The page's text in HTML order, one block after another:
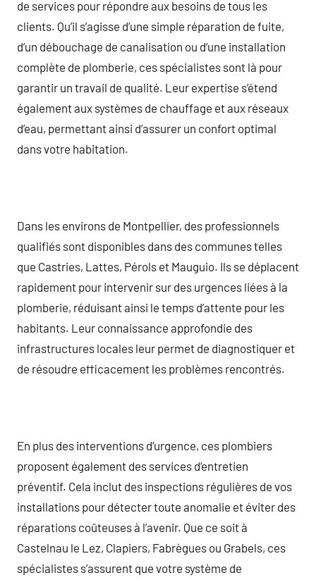
de services pour répondre aux besoins de tous les
clients. Qu’il s’agisse d’une simple réparation de fuite,
d’un débouchage de canalisation ou d’une installation
complète de plomberie, ces spécialistes sont là pour
garantir un travail de qualité. Leur expertise s’étend
également aux systèmes de chauffage et aux réseaux
d’eau, permettant ainsi d’assurer un confort optimal
dans votre habitation.
Dans les environs de Montpellier, des professionnels
qualifiés sont disponibles dans des communes telles
que Castries, Lattes, Pérols et Mauguio. Ils se déplacent
rapidement pour intervenir sur des urgences liées à la
plomberie, réduisant ainsi le temps d’attente pour les
habitants. Leur connaissance approfondie des
infrastructures locales leur permet de diagnostiquer et
de résoudre efficacement les problèmes rencontrés.
En plus des interventions d’urgence, ces plombiers
proposent également des services d’entretien
préventif. Cela inclut des inspections régulières de vos
installations pour détecter toute anomalie et éviter des
réparations coûteuses à l’avenir. Que ce soit à
Castelnau le Lez, Clapiers, Fabrègues ou Grabels, ces
spécialistes s’assurent que votre système de